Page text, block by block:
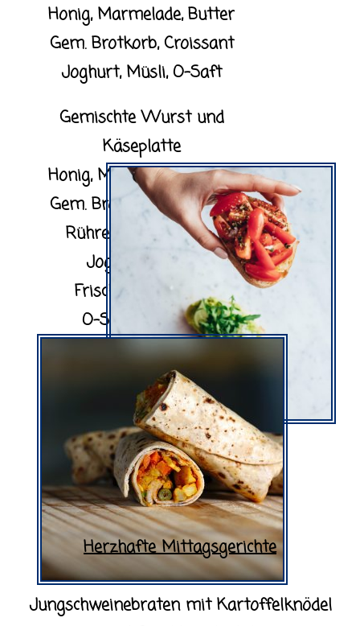
Honig, Marmelade, Butter
Gem. Brotkorb, Croissant
Joghurt, Müsli, O-Saft
Gemischte Wurst und
Käseplatte
Honig, Marmelade, Butter
Gem. Brotkorb, Croissant
Rühreier, Würstchen
Joghurt, Müsli,
Frischer Obstsalat
O-Saft, Prosecco
Herzhafte Mittagsgerichte
Jungschweinebraten mit Kartoffelknödel